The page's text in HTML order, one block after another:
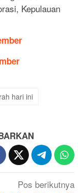
Kepulauan
hari ini
Pos berikutnya